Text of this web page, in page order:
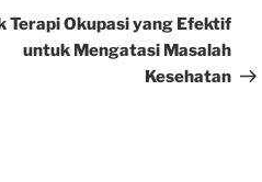
Post
Terapi Okupasi yang Efektif
untuk Mengatasi Masalah
Kesehatan